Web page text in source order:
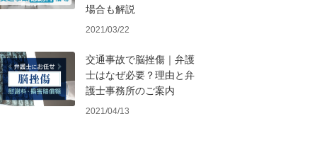
場合も解説
2021/03/22
交通事故で脳挫傷｜弁護
士はなぜ必要？理由と弁
護士事務所のご案内
2021/04/13